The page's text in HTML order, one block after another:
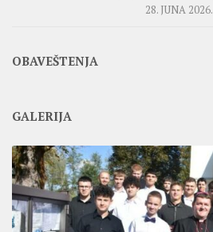
28. JUNA 2026.
OBAVEŠTENJA
GALERIJA